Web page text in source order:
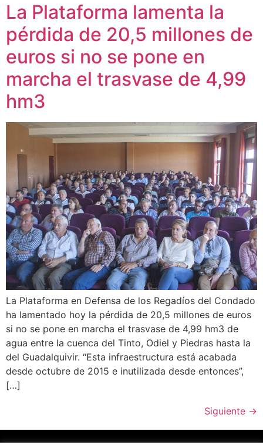
La Plataforma lamenta la
pérdida de 20,5 millones de
euros si no se pone en
marcha el trasvase de 4,99
hm3
La Plataforma en Defensa de los Regadíos del Condado
ha lamentado hoy la pérdida de 20,5 millones de euros
si no se pone en marcha el trasvase de 4,99 hm3 de
agua entre la cuenca del Tinto, Odiel y Piedras hasta la
del Guadalquivir. “Esta infraestructura está acabada
desde octubre de 2015 e inutilizada desde entonces”,
[…]
Siguiente →